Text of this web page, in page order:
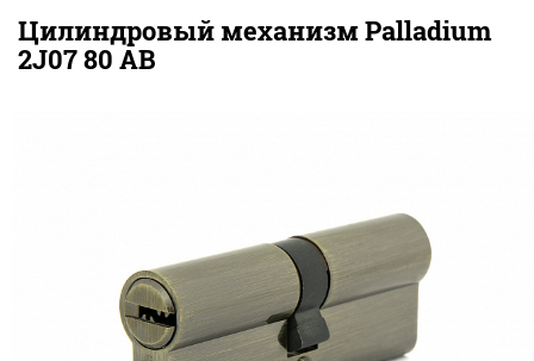
Цилиндровый механизм Palladium
2J07 80 AB